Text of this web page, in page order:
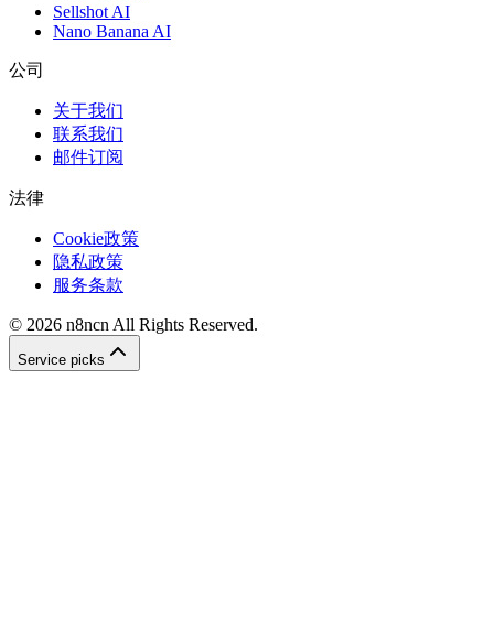
Sellshot AI
Nano Banana AI
公司
关于我们
联系我们
邮件订阅
法律
Cookie政策
隐私政策
服务条款
© 2026 n8ncn All Rights Reserved.
Service picks